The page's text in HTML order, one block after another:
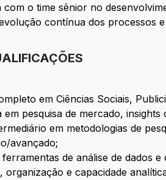
o time sênior no
contínua dos processos
em Ciências Sociais,
em pesquisa de mercado,
em metodologias de
avançado;
ferramentas de análise de dados
organização e capacidade